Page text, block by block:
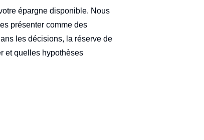
épargne disponible. Nous
présenter comme des
les décisions, la réserve de
et quelles hypothèses